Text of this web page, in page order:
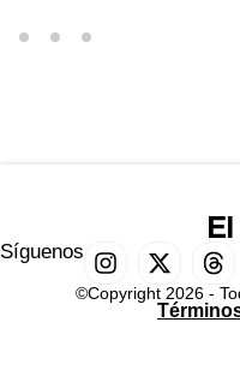
Síguenos
©Copyright 2026 -